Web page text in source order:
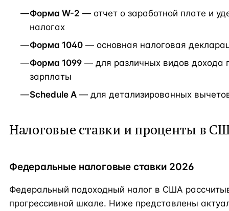
Форма W-2 — отчет о заработной плате и
налогах
Форма 1040 — основная налоговая
Форма 1099 — для различных видов дохода
зарплаты
Schedule A — для детализированных
Налоговые ставки и проценты в
Федеральные налоговые ставки 2026
Федеральный подоходный налог в США
прогрессивной шкале. Ниже представлены